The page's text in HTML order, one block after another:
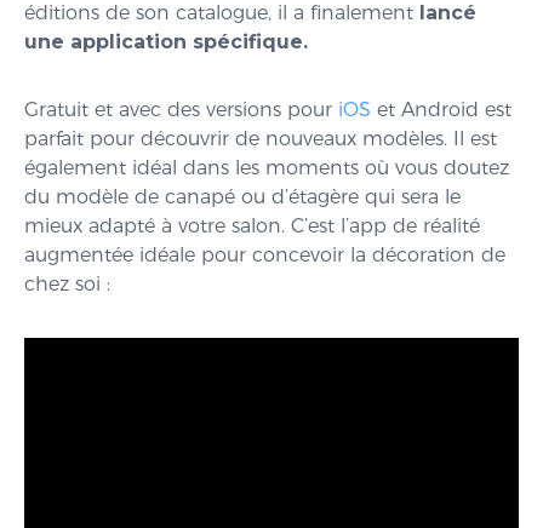
éditions de son catalogue, il a finalement lancé
une application spécifique.
Gratuit et avec des versions pour iOS et Android est
parfait pour découvrir de nouveaux modèles. Il est
également idéal dans les moments où vous doutez
du modèle de canapé ou d’étagère qui sera le
mieux adapté à votre salon. C’est l’app de réalité
augmentée idéale pour concevoir la décoration de
chez soi :